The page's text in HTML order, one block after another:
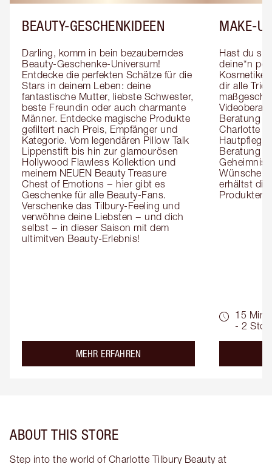
BEAUTY-GESCHENKIDEEN
Darling, komm in bein bezauberndes
Beauty-Geschenke-Universum!
Entdecke die perfekten Schätze für die
Stars in deinem Leben: deine
fantastische Mutter, liebste Schwester,
beste Freundin oder auch charmante
Männer. Entdecke magische Produkte
gefiltert nach Preis, Empfänger und
Kategorie. Vom legendären Pillow Talk
Lippenstift bis hin zur glamourösen
Hollywood Flawless Kollektion und
meinem NEUEN Beauty Treasure
Chest of Emotions − hier gibt es
Geschenke für alle Beauty-Fans.
Verschenke das Tilbury-Feeling und
verwöhne deine Liebsten − und dich
selbst − in dieser Saison mit dem
ultimitven Beauty-Erlebnis!
MEHR ERFAHREN
MAKE-
Hast du
deine*n
dir alle
Beratung
Charlotte
Beratung
Wünsche
erhältst die
15 Min.
- 2 Std.
ABOUT THIS STORE
Step into the world of Charlotte Tilbury Beauty at